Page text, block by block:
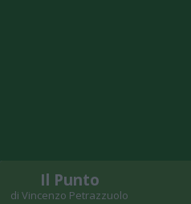
Il Punto
di Vincenzo Petrazzuolo